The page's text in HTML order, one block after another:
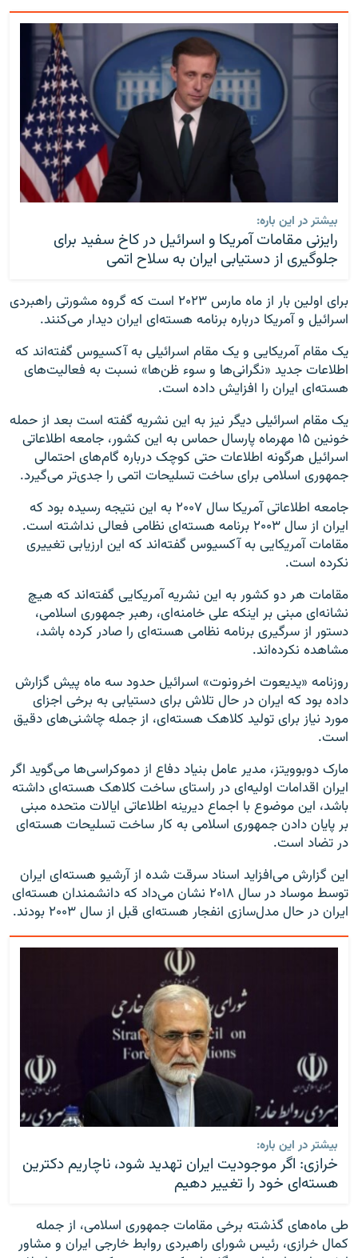
بیشتر در این باره:
رایزنی مقامات آمریکا و اسرائیل در کاخ سفید برای
جلوگیری از دستیابی ایران به سلاح اتمی
برای اولین بار از ماه مارس ۲۰۲۳ است که گروه مشورتی راهبردی
اسرائیل و آمریکا درباره برنامه هسته‌ای ایران دیدار می‌کنند.
یک مقام آمریکایی و یک مقام اسرائیلی به آکسیوس گفته‌اند که
اطلاعات جدید «نگرانی‌ها و سوء ظن‌ها» نسبت به فعالیت‌های
هسته‌ای ایران را افزایش داده است.
یک مقام اسرائیلی دیگر نیز به این نشریه گفته است بعد از حمله
خونین ۱۵ مهرماه پارسال حماس به این کشور، جامعه اطلاعاتی
اسرائیل هرگونه اطلاعات حتی کوچک درباره گام‌های احتمالی
جمهوری اسلامی برای ساخت تسلیحات اتمی را جدی‌تر می‌گیرد.
جامعه اطلاعاتی آمریکا سال ۲۰۰۷ به این نتیجه رسیده بود که
ایران از سال ۲۰۰۳ برنامه هسته‌ای نظامی فعالی نداشته است.
مقامات آمریکایی به آکسیوس گفته‌اند که این ارزیابی تغییری
نکرده است.
مقامات هر دو کشور به این نشریه آمریکایی گفته‌اند که هیچ
نشانه‌ای مبنی بر اینکه علی خامنه‌ای، رهبر جمهوری اسلامی،
دستور از سرگیری برنامه نظامی هسته‌ای را صادر کرده باشد،
مشاهده نکرده‌اند.
روزنامه «یدیعوت اخرونوت» اسرائیل حدود سه ماه پیش گزارش
داده بود که ایران در حال تلاش برای دستیابی به برخی اجزای
مورد نیاز برای تولید کلاهک هسته‌ای، از جمله چاشنی‌های دقیق
است.
مارک دوبوویتز، مدیر عامل بنیاد دفاع از دموکراسی‌ها می‌گوید اگر
ایران اقدامات اولیه‌ای در راستای ساخت کلاهک هسته‌ای داشته
باشد، این موضوع با اجماع دیرینه اطلاعاتی ایالات متحده مبنی
بر پایان دادن جمهوری اسلامی به کار ساخت تسلیحات هسته‌ای
در تضاد است.
این گزارش می‌افزاید اسناد سرقت شده از آرشیو هسته‌ای ایران
توسط موساد در سال ۲۰۱۸ نشان می‌داد که دانشمندان هسته‌ای
ایران در حال مدل‌سازی انفجار هسته‌ای قبل از سال ۲۰۰۳ بودند.
بیشتر در این باره:
خرازی: اگر موجودیت ایران تهدید شود، ناچاریم دکترین
هسته‌ای خود را تغییر دهیم
طی ماه‌های گذشته برخی مقامات جمهوری اسلامی، از جمله
کمال خرازی، رئیس شورای راهبردی روابط خارجی ایران و مشاور